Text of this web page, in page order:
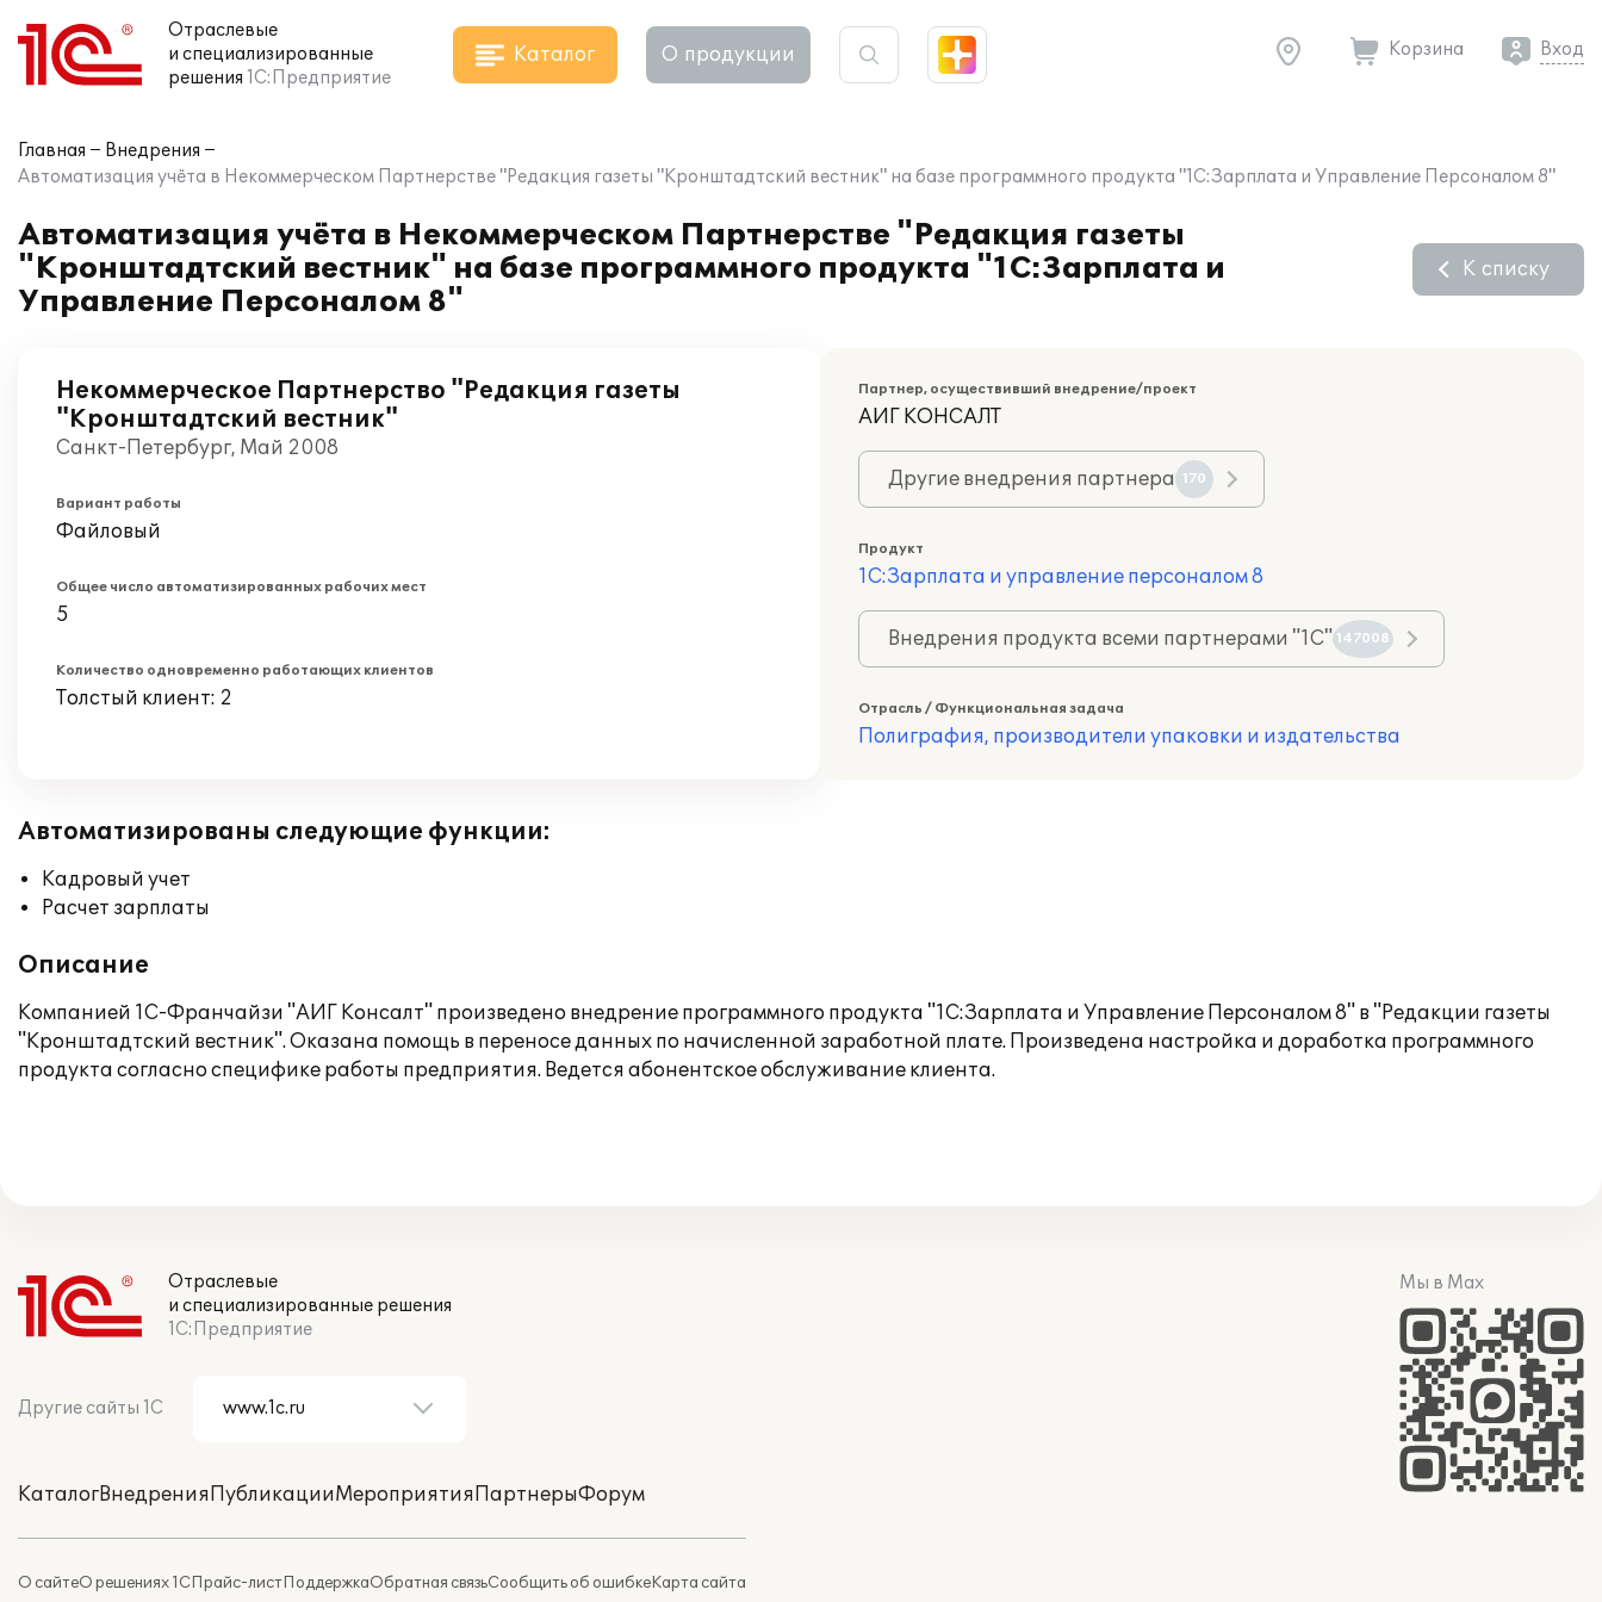
Отраслевые
и специализированные
решения 1С:Предприятие
Каталог О продукции Корзина Вход
Главная
Внедрения
Автоматизация учёта в Некоммерческом Партнерстве "Редакция газеты "Кронштадтский вестник" на базе программного продукта "1С:Зарплата и Управление Персоналом 8"
Автоматизация учёта в Некоммерческом Партнерстве "Редакция газеты
"Кронштадтский вестник" на базе программного продукта "1С:Зарплата и
Управление Персоналом 8"
К списку
Некоммерческое Партнерство "Редакция газеты
"Кронштадтский вестник"
Санкт-Петербург, Май 2008
Вариант работы
Файловый
Общее число автоматизированных рабочих мест
5
Количество одновременно работающих клиентов
Толстый клиент: 2
Партнер, осуществивший внедрение/проект
АИГ КОНСАЛТ
Другие внедрения партнера 170
Продукт
1С:Зарплата и управление персоналом 8
Внедрения продукта всеми партнерами "1С" 147008
Отрасль / Функциональная задача
Полиграфия, производители упаковки и издательства
Автоматизированы следующие функции:
Кадровый учет
Расчет зарплаты
Описание
Компанией 1С-Франчайзи "АИГ Консалт" произведено внедрение программного продукта "1С:Зарплата и Управление Персоналом 8" в "Редакции газеты
"Кронштадтский вестник". Оказана помощь в переносе данных по начисленной заработной плате. Произведена настройка и доработка программного
продукта согласно специфике работы предприятия. Ведется абонентское обслуживание клиента.
Отраслевые
и специализированные решения
1С:Предприятие
Другие сайты 1С
КаталогВнедренияПубликацииМероприятияПартнерыФорум
О сайтеО решениях 1СПрайс-листПоддержкаОбратная связьСообщить об ошибкеКарта сайта
Мы в Max